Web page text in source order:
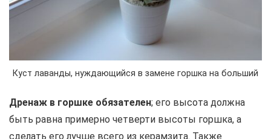
Куст лаванды, нуждающийся в замене горшка на больший
Дренаж в горшке обязателен; его высота должна
быть равна примерно четверти высоты горшка, а
сделать его лучше всего из керамзита. Также